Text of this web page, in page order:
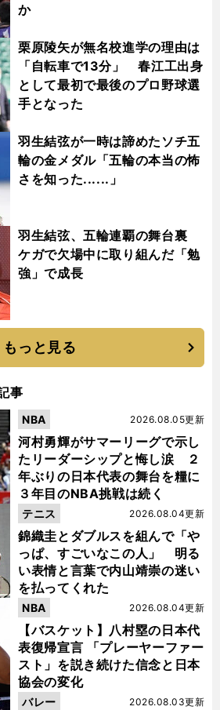
か
栗原陵矢が無名校進学の理由は
「自転車で13分」 春江工出身
として最初で最後のプロ野球選
手となった
羽生結弦が一時は諦めたソチ五
輪の金メダル「五輪の本当の怖
さを知った......」
羽生結弦、五輪連覇の舞台裏
ケガで欠場中に取り組んだ「勉
強」で成長
もっと見る
事
河村勇輝がサマーリーグで示し
たリーダーシップと悔し涙 ２
年ぶりの日本代表の舞台を糧に
３年目のNBA挑戦は続く
2026.08.05更新
NBA
錦織圭とダブルスを組んで「や
っぱ、すごいなこの人」 明る
い表情と言葉で内山靖崇の迷い
を払ってくれた
2026.08.04更新
テニス
【バスケット】八村塁の日本代
表復帰宣言 「プレーヤーファー
スト」を説き続けた信念と日本
協会の変化
2026.08.04更新
NBA
2026.08.03更新
バレー